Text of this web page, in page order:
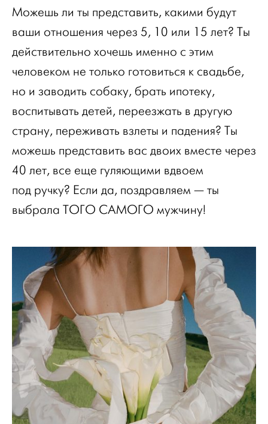
Можешь ли ты представить, какими будут
ваши отношения через 5, 10 или 15 лет? Ты
действительно хочешь именно с этим
человеком не только готовиться к свадьбе,
но и заводить собаку, брать ипотеку,
воспитывать детей, переезжать в другую
страну, переживать взлеты и падения? Ты
можешь представить вас двоих вместе через
40 лет, все еще гуляющими вдвоем
под ручку? Если да, поздравляем — ты
выбрала ТОГО САМОГО мужчину!